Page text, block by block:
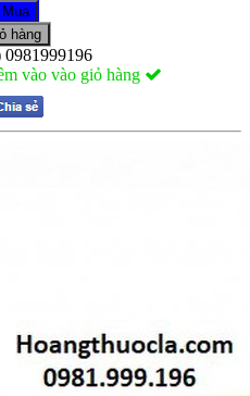
hàng
0981999196
vào vào giỏ hàng